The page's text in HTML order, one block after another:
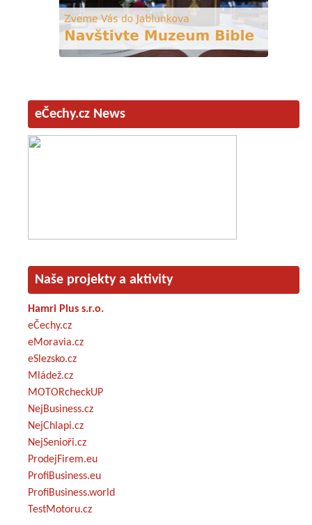
eČechy.cz News
Naše projekty a aktivity
Hamri Plus s.r.o.
eČechy.cz
eMoravia.cz
eSlezsko.cz
Mládež.cz
MOTORcheckUP
NejBusiness.cz
NejChlapi.cz
NejSenioři.cz
ProdejFirem.eu
ProfiBusiness.eu
ProfiBusiness.world
TestMotoru.cz